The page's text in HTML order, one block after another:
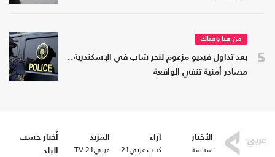
5
من هنا وهناك
بعد تداول فيديو مزعوم لنحر شاب في الإسكندرية..
مصادر أمنية تنفي الواقعة
الأخبار
سياسة
آراء
كتاب عربي21
المزيد
عربي21 TV
أخبار حسب
البلد